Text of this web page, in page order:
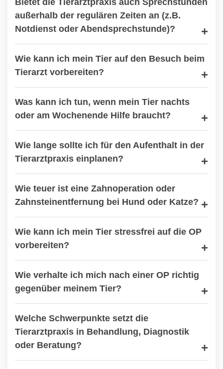
Bietet die Tierarztpraxis auch Sprechstunden
außerhalb der regulären Zeiten an (z.B.
Notdienst oder Abendsprechstunde)?
Wie kann ich mein Tier auf den Besuch beim
Tierarzt vorbereiten?
Was kann ich tun, wenn mein Tier nachts
oder am Wochenende Hilfe braucht?
Wie lange sollte ich für den Aufenthalt in der
Tierarztpraxis einplanen?
Wie teuer ist eine Zahnoperation oder
Zahnsteinentfernung bei Hund oder Katze?
Wie kann ich mein Tier stressfrei auf die OP
vorbereiten?
Wie verhalte ich mich nach einer OP richtig
gegenüber meinem Tier?
Welche Schwerpunkte setzt die
Tierarztpraxis in Behandlung, Diagnostik
oder Beratung?